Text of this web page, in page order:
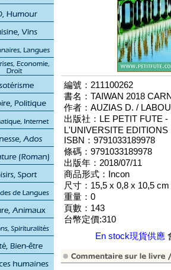
編號：211100262
書名：TAIWAN 2018
作者：AUZIAS D. /
出版社：LE PETIT FUTE
L'UNIVERSITE EDITIONS
ISBN：9791033189978
條碼：9791033189978
出版年：2018/07/11
商品形式：Incon
尺寸：15,5 x 0,8 x 10,5 cm
重量：0
頁數：143
台幣定價:310
En stock現貨供應